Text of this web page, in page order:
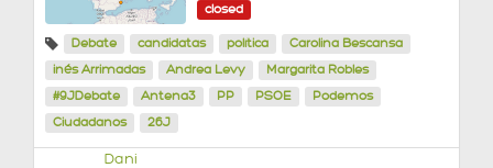
closed
Debate candidatas política
Carolina Bescansa
inés Arrimadas
Andrea Levy
Margarita Robles
#9JDebate
Antena3 PP PSOE
Podemos
Ciudadanos
26J
Dani